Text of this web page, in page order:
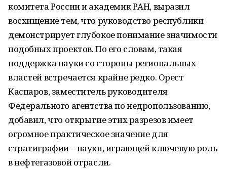
комитета России и академик РАН, выразил
восхищение тем, что руководство республики
демонстрирует глубокое понимание значимости
подобных проектов. По его словам, такая
поддержка науки со стороны региональных
властей встречается крайне редко. Орест
Каспаров, заместитель руководителя
Федерального агентства по недропользованию,
добавил, что открытие этих разрезов имеет
огромное практическое значение для
стратиграфии – науки, играющей ключевую роль
в нефтегазовой отрасли.